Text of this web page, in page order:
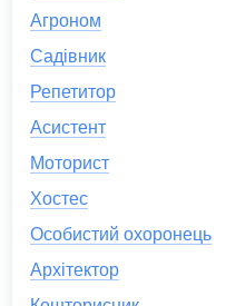
Агроном
Садівник
Репетитор
Асистент
Моторист
Хостес
Особистий охоронець
Архітектор